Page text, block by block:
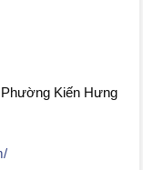
Kiến Hưng